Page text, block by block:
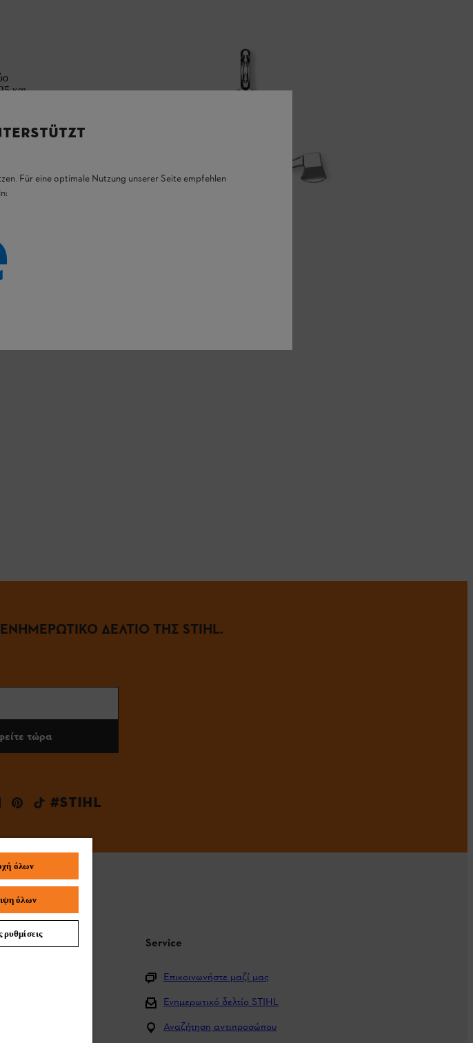
και
ΔΕΛΤΙΟ ΤΗΣ STIHL.
τώρα
#STIHL
Service
Επικοινωνήστε μαζί μας
Ενημερωτικό δελτίο STIHL
Αναζήτηση αντιπροσώπου
Für eine optimale Nutzung unserer Seite empfehlen
όλων
όλων
ρυθμίσεις